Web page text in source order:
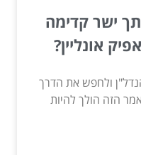
ישר קדימה
אונליין?
ולחפש את הדרך
הזה הולך להיות